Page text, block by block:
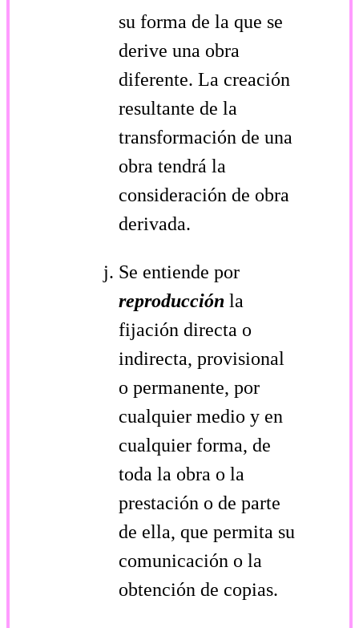
su forma de la que se
derive una obra
diferente. La creación
resultante de la
transformación de una
obra tendrá la
consideración de obra
derivada.
Se entiende por
reproducción la
fijación directa o
indirecta, provisional
o permanente, por
cualquier medio y en
cualquier forma, de
toda la obra o la
prestación o de parte
de ella, que permita su
comunicación o la
obtención de copias.